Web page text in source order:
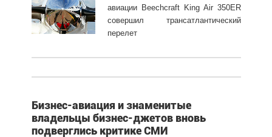
авиации Beechcraft King Air 350ER
совершил трансатлантический
перелет
Бизнес-авиация и знаменитые
владельцы бизнес-джетов вновь
подверглись критике СМИ